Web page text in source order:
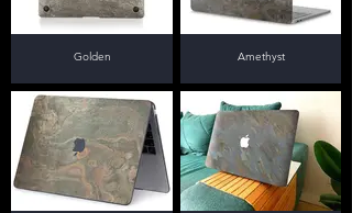
Golden Amethyst